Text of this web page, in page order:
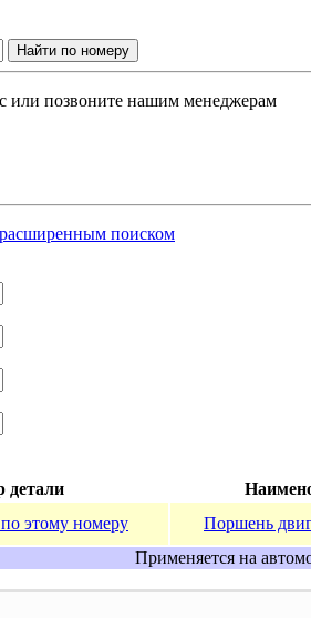
Найти по номеру
или позвоните нашим менеджерам
расширенным поиском
детали
этому номеру Поршень
Применяется на